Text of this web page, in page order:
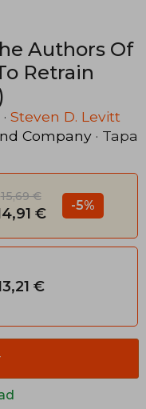
Authors Of
Retrain
· Steven D. Levitt
Company · Tapa
15,69 €
€ -5%
€